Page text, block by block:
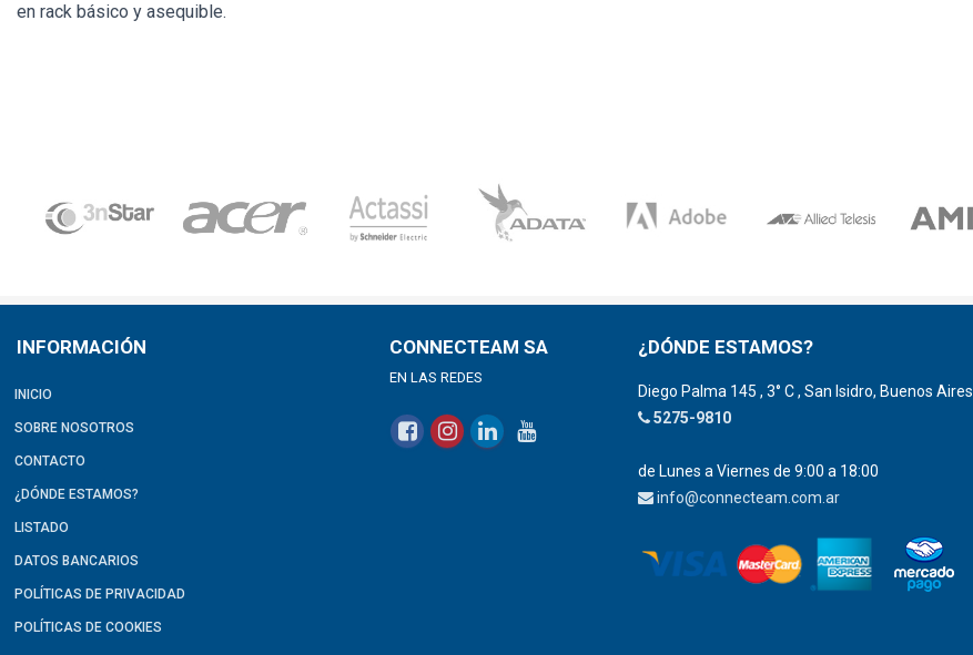
en rack básico y asequible.
INFORMACIÓN
INICIO
SOBRE NOSOTROS
CONTACTO
¿DÓNDE ESTAMOS?
LISTADO
DATOS BANCARIOS
POLÍTICAS DE PRIVACIDAD
POLÍTICAS DE COOKIES
CONNECTEAM SA
EN LAS REDES
¿DÓNDE ESTAMOS?
Diego Palma 145 , 3° C , San Isidro, Buenos Aires
5275-9810
de Lunes a Viernes de 9:00 a 18:00
info@connecteam.com.ar